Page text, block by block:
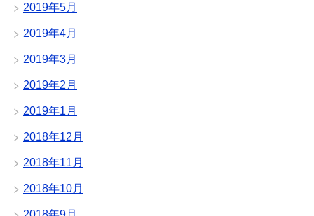
2019年5月
2019年4月
2019年3月
2019年2月
2019年1月
2018年12月
2018年11月
2018年10月